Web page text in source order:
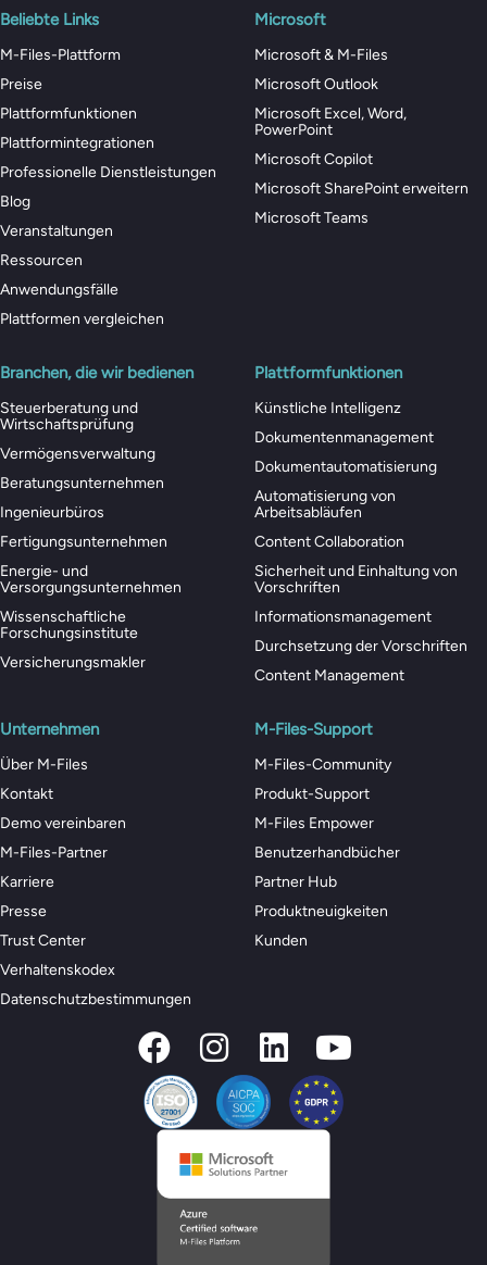
Beliebte Links
M-Files-Plattform
Preise
Plattformfunktionen
Plattformintegrationen
Professionelle Dienstleistungen
Blog
Veranstaltungen
Ressourcen
Anwendungsfälle
Plattformen vergleichen
Microsoft
Microsoft & M-Files
Microsoft Outlook
Microsoft Excel, Word,
PowerPoint
Microsoft Copilot
Microsoft SharePoint erweitern
Microsoft Teams
Branchen, die wir bedienen
Steuerberatung und
Wirtschaftsprüfung
Vermögensverwaltung
Beratungsunternehmen
Ingenieurbüros
Fertigungsunternehmen
Energie- und
Versorgungsunternehmen
Wissenschaftliche
Forschungsinstitute
Versicherungsmakler
Plattformfunktionen
Künstliche Intelligenz
Dokumentenmanagement
Dokumentautomatisierung
Automatisierung von
Arbeitsabläufen
Content Collaboration
Sicherheit und Einhaltung von
Vorschriften
Informationsmanagement
Durchsetzung der Vorschriften
Content Management
Unternehmen
Über M-Files
Kontakt
Demo vereinbaren
M-Files-Partner
Karriere
Presse
Trust Center
Verhaltenskodex
Datenschutzbestimmungen
M-Files-Support
M-Files-Community
Produkt-Support
M-Files Empower
Benutzerhandbücher
Partner Hub
Produktneuigkeiten
Kunden